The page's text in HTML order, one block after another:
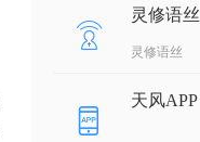
灵修语丝
灵修语丝
天风APP